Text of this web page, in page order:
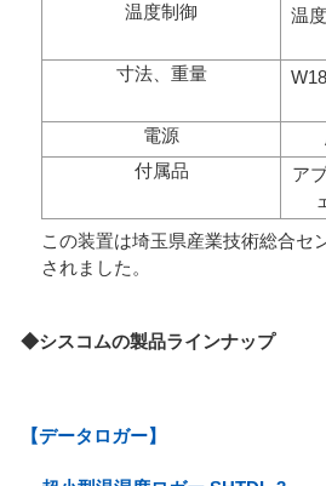
温度制御
温
寸法、重量
電源
付属品
ア
この装置は埼玉県産業技術総合セ
されました。
◆シスコムの製品ラインナップ
【データロガー】